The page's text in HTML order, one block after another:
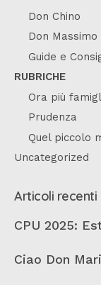
Don Chino
Don
Guide e
RUBRICHE
Ora più
Prudenza
Quel piccolo
Uncategorized
Articoli recenti
CPU 2025:
Ciao Don